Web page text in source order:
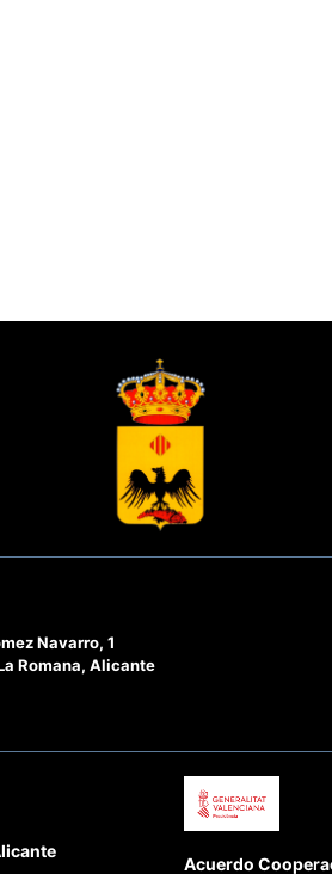
Navarro, 1
Romana, Alicante
Acuerdo